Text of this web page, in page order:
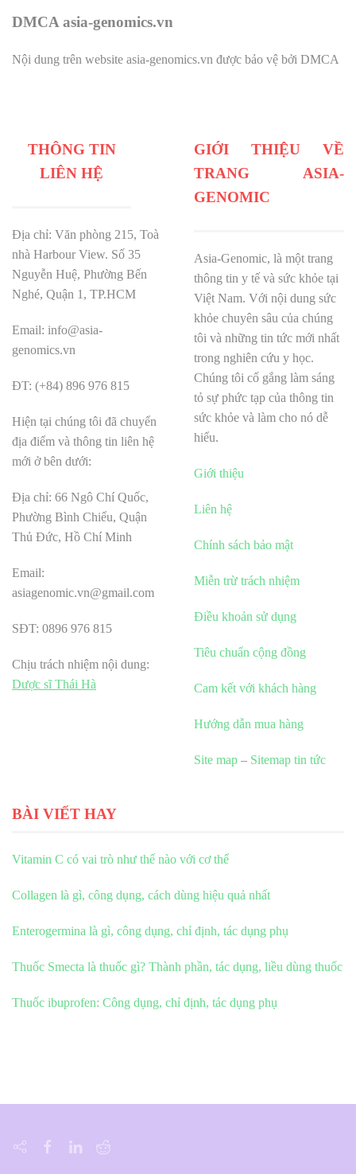
DMCA asia-genomics.vn
Nội dung trên website asia-genomics.vn được bảo vệ bởi DMCA
THÔNG TIN
LIÊN HỆ
Địa chỉ: Văn phòng 215, Toà
nhà Harbour View. Số 35
Nguyễn Huệ, Phường Bến
Nghé, Quận 1, TP.HCM
Email: info@asia-
genomics.vn
ĐT: (+84) 896 976 815
Hiện tại chúng tôi đã chuyển
địa điểm và thông tin liên hệ
mới ở bên dưới:
Địa chỉ: 66 Ngô Chí Quốc,
Phường Bình Chiểu, Quận
Thủ Đức, Hồ Chí Minh
Email:
asiagenomic.vn@gmail.com
SĐT: 0896 976 815
Chịu trách nhiệm nội dung:
Dược sĩ Thái Hà
GIỚI THIỆU VỀ
TRANG ASIA-
GENOMIC
Asia-Genomic, là một trang
thông tin y tế và sức khỏe tại
Việt Nam. Với nội dung sức
khỏe chuyên sâu của chúng
tôi và những tin tức mới nhất
trong nghiên cứu y học.
Chúng tôi cố gắng làm sáng
tỏ sự phức tạp của thông tin
sức khỏe và làm cho nó dễ
hiểu.
Giới thiệu
Liên hệ
Chính sách bảo mật
Miễn trừ trách nhiệm
Điều khoản sử dụng
Tiêu chuẩn cộng đồng
Cam kết với khách hàng
Hướng dẫn mua hàng
Site map – Sitemap tin tức
BÀI VIẾT HAY
Vitamin C có vai trò như thế nào với cơ thể
Collagen là gì, công dụng, cách dùng hiệu quả nhất
Enterogermina là gì, công dụng, chỉ định, tác dụng phụ
Thuốc Smecta là thuốc gì? Thành phần, tác dụng, liều dùng thuốc
Thuốc ibuprofen: Công dụng, chỉ định, tác dụng phụ